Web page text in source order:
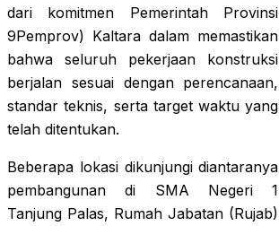
dari komitmen Pemerintah Provinsi
9Pemprov) Kaltara dalam memastikan
bahwa seluruh pekerjaan konstruksi
berjalan sesuai dengan perencanaan,
standar teknis, serta target waktu yang
telah ditentukan.
Beberapa lokasi dikunjungi diantaranya
pembangunan di SMA Negeri 1
Tanjung Palas, Rumah Jabatan (Rujab)